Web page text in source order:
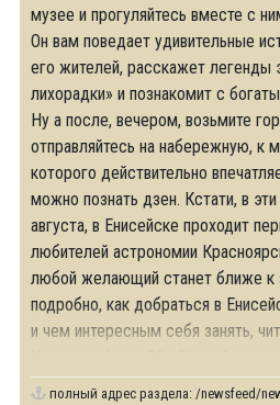
музее и прогуляйтесь вместе с
Он вам поведает удивительные
его жителей, расскажет легенды
лихорадки» и познакомит с
Ну а после, вечером, возьмите
отправляйтесь на набережную, к
которого действительно
можно познать дзен. Кстати, в
августа, в Енисейске проходит
любителей астрономии
любой желающий станет ближе к
подробно, как добраться в
и чем интересным себя занять,
полный адрес раздела: /newsfeed/